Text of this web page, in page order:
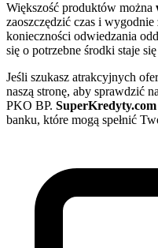
Większość produktów można
zaoszczędzić czas i
konieczności odwiedzania
się o potrzebne środki staje
Jeśli szukasz atrakcyjnych
naszą stronę, aby sprawdzić
PKO BP. SuperKredyty.com
banku, które mogą spełnić